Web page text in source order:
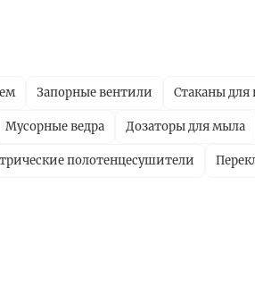
Запорные вентили Стаканы для
Мусорные ведра Дозаторы для мыла
полотенцесушители